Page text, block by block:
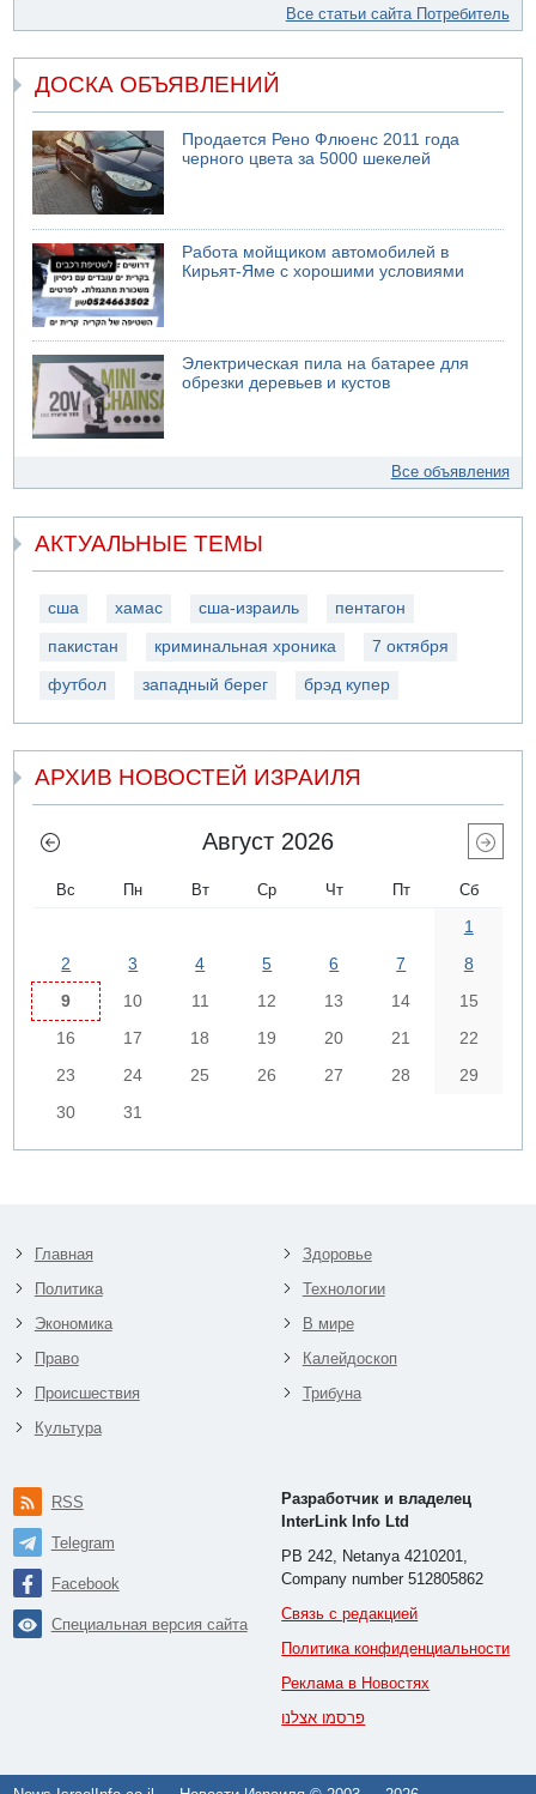
Все статьи сайта Потребитель
ДОСКА ОБЪЯВЛЕНИЙ
Продается Рено Флюенс 2011 года
черного цвета за 5000 шекелей
Работа мойщиком автомобилей в
Кирьят-Яме с хорошими условиями
Электрическая пила на батарее для
обрезки деревьев и кустов
Все объявления
АКТУАЛЬНЫЕ ТЕМЫ
сша хамас сша-израиль пентагон
пакистан криминальная хроника 7 октября
футбол западный берег брэд купер
АРХИВ НОВОСТЕЙ ИЗРАИЛЯ
Август 2026
Вс Пн Вт Ср Чт Пт Сб
1
2
3 4 5 6 7
8
9
10 11 12 13 14
15
16
17 18 19 20 21
22
23
24 25 26 27 28
29
30
31
Главная
Политика
Экономика
Право
Происшествия
Культура
Здоровье
Технологии
В мире
Калейдоскоп
Трибуна
RSS
Telegram
Facebook
Специальная версия сайта
Разработчик и владелец
InterLink Info Ltd
PB 242, Netanya 4210201,
Company number 512805862
Связь с редакцией
Политика конфиденциальности
Реклама в Новостях
פרסמו אצלנו